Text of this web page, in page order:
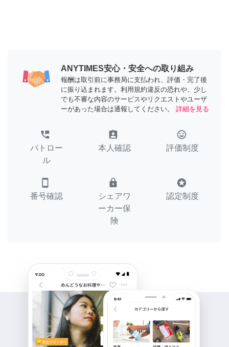
ANYTIMES安心・安全への取り組み
報酬は取引前に事務局に支払われ、評価・完了後
に振り込まれます。利用規約違反の恐れや、少し
でも不審な内容のサービスやリクエストやユーザ
ーがあった場合は通報してください。
詳細を見る
perm_phone_msg
パトロー
ル
assignment_ind
本人確認
tag_faces
評価制度
smartphone
番号確認
lock
シェアワ
ーカー保
険
stars
認定制度